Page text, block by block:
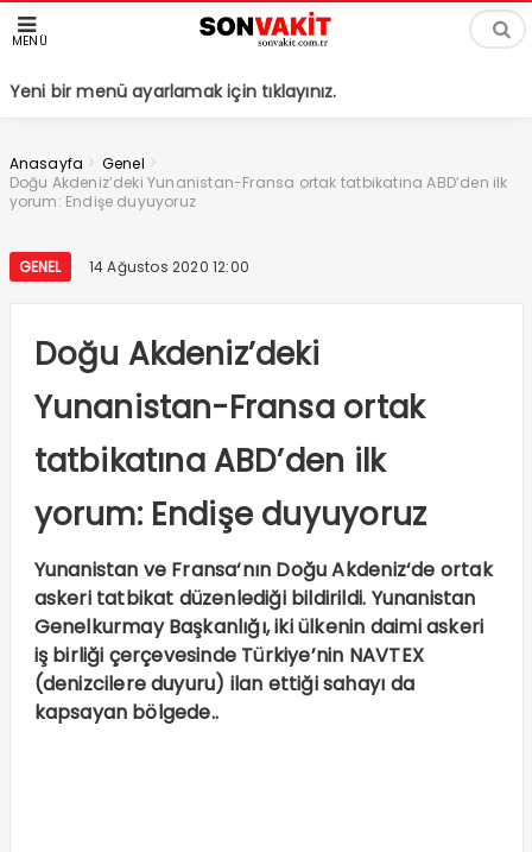
MENÜ
Yeni bir menü ayarlamak için tıklayınız.
Anasayfa > Genel >
Doğu Akdeniz’deki Yunanistan-Fransa ortak tatbikatına ABD’den ilk
yorum: Endişe duyuyoruz
GENEL 14 Ağustos 2020 12:00
Doğu Akdeniz’deki
Yunanistan-Fransa ortak
tatbikatına ABD’den ilk
yorum: Endişe duyuyoruz
Yunanistan ve Fransa‘nın Doğu Akdeniz‘de ortak
askeri tatbikat düzenlediği bildirildi. Yunanistan
Genelkurmay Başkanlığı, iki ülkenin daimi askeri
iş birliği çerçevesinde Türkiye’nin NAVTEX
(denizcilere duyuru) ilan ettiği sahayı da
kapsayan bölgede..